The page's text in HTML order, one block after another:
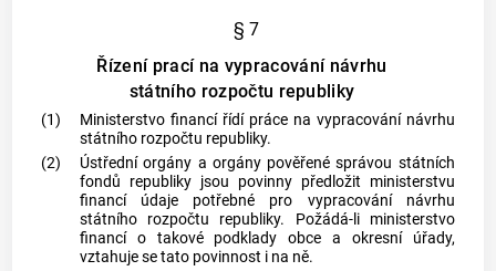
§ 7
Řízení prací na vypracování návrhu
státního rozpočtu republiky
(1)
Ministerstvo financí řídí práce na vypracování návrhu
státního rozpočtu republiky.
(2)
Ústřední orgány a orgány pověřené správou státních
fondů republiky jsou povinny předložit ministerstvu
financí údaje potřebné pro vypracování návrhu
státního rozpočtu republiky. Požádá-li ministerstvo
financí o takové podkladyobce a okresní úřady,
vztahuje se tato povinnost i na ně.